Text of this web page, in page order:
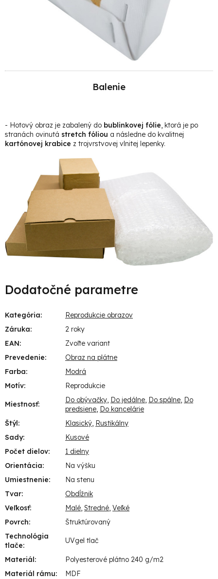
Balenie
- Hotový obraz je zabalený do bublinkovej fólie , ktorá je po
stranách ovinutá stretch fóliou a následne do kvalitnej
kartónovej krabice z trojvrstvovej vlnitej lepenky.
Dodatočné parametre
Kategória:
Reprodukcie obrazov
Záruka:
2 roky
EAN:
Zvoľte variant
Prevedenie:
Obraz na plátne
Farba:
Modrá
Motív: Reprodukcie
Miestnosť: Do obývačky, Do jedálne, Do spálne, Do
predsiene, Do kancelárie
Štýl: Klasický, Rustikálny
Sady:
Kusové
Počet dielov:
1 dielny
Orientácia:
Na výšku
Umiestnenie:
Na stenu
Tvar:
Obdĺžnik
Veľkosť: Malé, Stredné, Veľké
Povrch:
Štruktúrovaný
Technológia
tlače:
UVgel tlač
Materiál:
Polyesterové plátno 240 g/m2
Materiál rámu: MDF